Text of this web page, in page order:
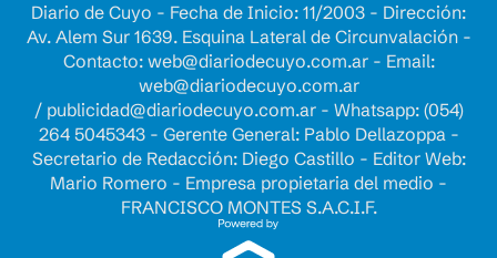
Diario de Cuyo - Fecha de Inicio: 11/2003 - Dirección:
Av. Alem Sur 1639. Esquina Lateral de Circunvalación -
Contacto: web@diariodecuyo.com.ar- Email:
web@diariodecuyo.com.ar
/ publicidad@diariodecuyo.com.ar- Whatsapp: (054)
264 5045343 - Gerente General: Pablo Dellazoppa -
Secretario de Redacción: Diego Castillo - Editor Web:
Mario Romero - Empresa propietaria del medio -
FRANCISCO MONTES S.A.C.I.F.